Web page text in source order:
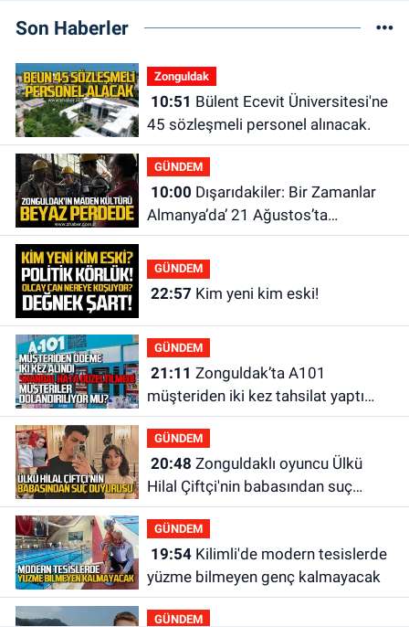
Son Haberler
Zonguldak
10:51
45 sözleşmeli personel alınacak.
GÜNDEM
10:00
Almanya’da’ 21 Ağustos’ta
vizyonda.
GÜNDEM
22:57 Kim yeni kim eski!
GÜNDEM
21:11
müşteriden iki kez tahsilat yaptı
geri ödemiyor!
GÜNDEM
20:48
Hilal Çiftçi'nin babasından suç
duyurusu
GÜNDEM
19:54Kilimli'de modern tesislerde
yüzme bilmeyen genç kalmayacak
GÜNDEM